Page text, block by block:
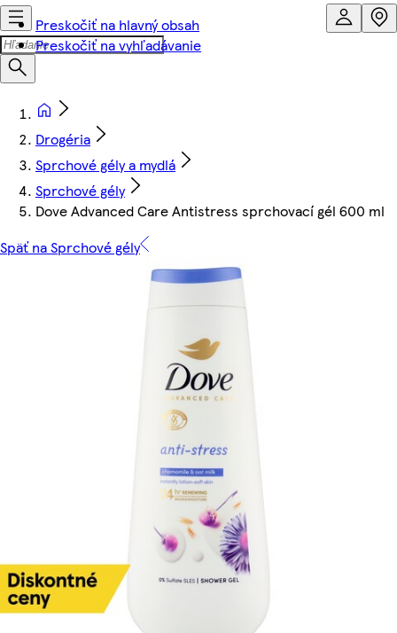
Preskočiť na hlavný obsah
Preskočiť na vyhľadávanie
Drogéria
Sprchové gély a mydlá
Sprchové gély
Dove Advanced Care Antistress sprchovací gél 600 ml
Späť na Sprchové gély